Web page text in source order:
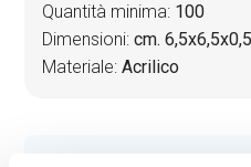
Quantità minima: 100
Dimensioni:cm. 6,5x6,5x0,5
Materiale:Acrilico